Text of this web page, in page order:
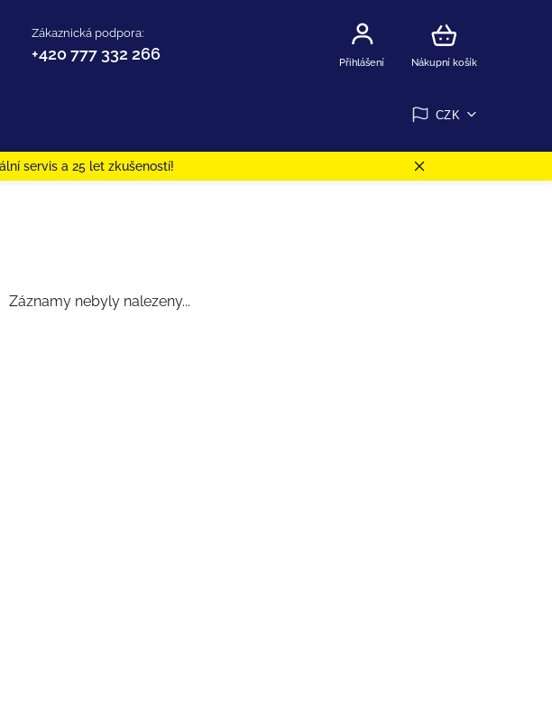
Zákaznická podpora:
+420 777 332 266 Nákupní košík
Přihlášení
CZK
servis a 25 let zkušeností!
Záznamy nebyly nalezeny...